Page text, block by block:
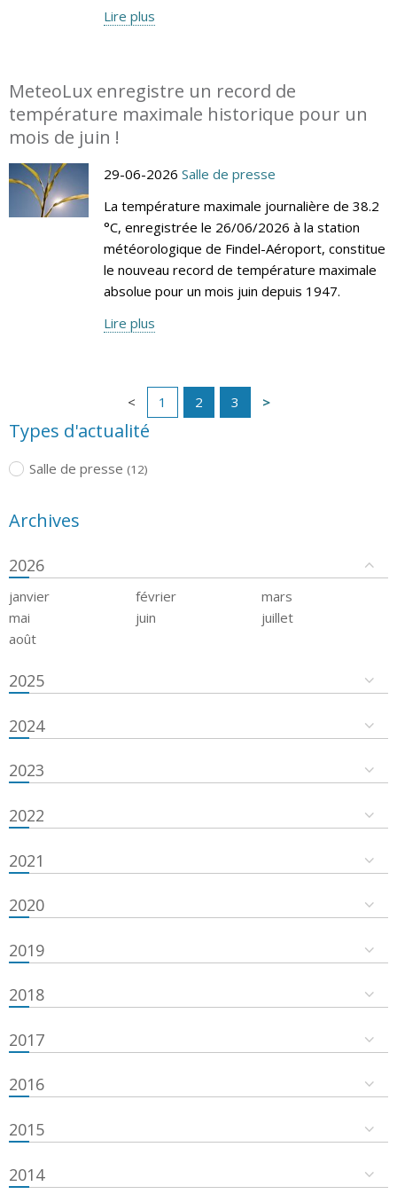
Lire plus
MeteoLux enregistre un record de
température maximale historique pour un
mois de juin !
29-06-2026 Salle de presse
La température maximale journalière de 38.2
°C, enregistrée le 26/06/2026 à la station
météorologique de Findel-Aéroport, constitue
le nouveau record de température maximale
absolue pour un mois juin depuis 1947.
Lire plus
1 2 3
Types d'actualité
Salle de presse (12)
Archives
2026
janvier février
mars
mai
juin
juillet
août
2025
2024
2023
2022
2021
2020
2019
2018
2017
2016
2015
2014